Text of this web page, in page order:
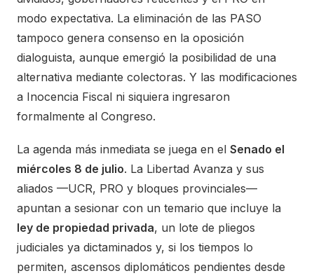
modo expectativa. La eliminación de las PASO
tampoco genera consenso en la oposición
dialoguista, aunque emergió la posibilidad de una
alternativa mediante colectoras. Y las modificaciones
a Inocencia Fiscal ni siquiera ingresaron
formalmente al Congreso.
La agenda más inmediata se juega en el Senado el
miércoles 8 de julio. La Libertad Avanza y sus
aliados —UCR, PRO y bloques provinciales—
apuntan a sesionar con un temario que incluye la
ley de propiedad privada, un lote de pliegos
judiciales ya dictaminados y, si los tiempos lo
permiten, ascensos diplomáticos pendientes desde